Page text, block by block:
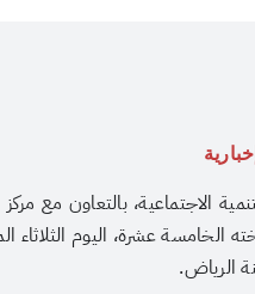
الاجتماعية، بالتعاون
الرياض.